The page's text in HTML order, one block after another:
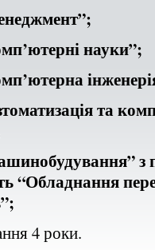
науки”;
та
з
“Обладнання
4 роки.